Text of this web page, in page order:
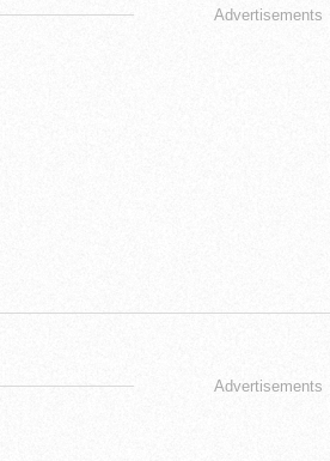
Advertisements
Advertisements